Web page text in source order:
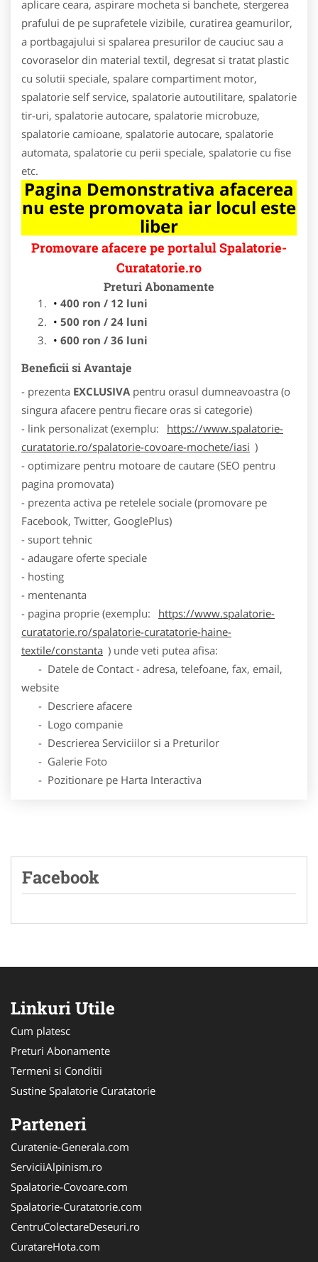
aplicare ceara, aspirare mocheta si banchete, stergerea
prafului de pe suprafetele vizibile, curatirea geamurilor,
a portbagajului si spalarea presurilor de cauciuc sau a
covoraselor din material textil, degresat si tratat plastic
cu solutii speciale, spalare compartiment motor,
spalatorie self service, spalatorie autoutilitare, spalatorie
tir-uri, spalatorie autocare, spalatorie microbuze,
spalatorie camioane, spalatorie autocare, spalatorie
automata, spalatorie cu perii speciale, spalatorie cu fise
etc.
Pagina Demonstrativa afacerea
nu este promovata iar locul este
liber
Promovare afacere pe portalul Spalatorie-
Curatatorie.ro
Preturi Abonamente
400 ron / 12 luni
500 ron / 24 luni
600 ron / 36 luni
Beneficii si Avantaje
- prezenta EXCLUSIVA pentru orasul dumneavoastra (o
singura afacere pentru fiecare oras si categorie)
- link personalizat (exemplu:
https://www.spalatorie-
curatatorie.ro/spalatorie-covoare-mochete/iasi )
- optimizare pentru motoare de cautare (SEO pentru
pagina promovata)
- prezenta activa pe retelele sociale (promovare pe
Facebook, Twitter, GooglePlus)
- suport tehnic
- adaugare oferte speciale
- hosting
- mentenanta
- pagina proprie (exemplu:
https://www.spalatorie-
curatatorie.ro/spalatorie-curatatorie-haine-
textile/constanta ) unde veti putea afisa:
- Datele de Contact - adresa, telefoane, fax, email,
website
- Descriere afacere
- Logo companie
- Descrierea Serviciilor si a Preturilor
- Galerie Foto
- Pozitionare pe Harta Interactiva
Facebook
Linkuri Utile
Cum platesc
Preturi Abonamente
Termeni si Conditii
Sustine Spalatorie Curatatorie
Parteneri
Curatenie-Generala.com
ServiciiAlpinism.ro
Spalatorie-Covoare.com
Spalatorie-Curatatorie.com
CentruColectareDeseuri.ro
CuratareHota.com